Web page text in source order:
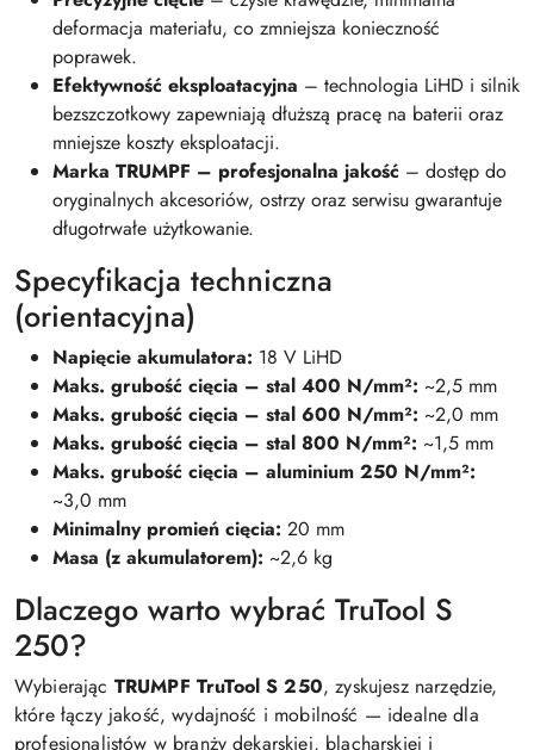
deformacja materiału, co zmniejsza konieczność
poprawek.
Efektywność eksploatacyjna – technologia LiHD i silnik
bezszczotkowy zapewniają dłuższą pracę na baterii oraz
mniejsze koszty eksploatacji.
Marka TRUMPF – profesjonalna jakość – dostęp do
oryginalnych akcesoriów, ostrzy oraz serwisu gwarantuje
długotrwałe użytkowanie.
Specyfikacja techniczna
(orientacyjna)
Napięcie akumulatora: 18 V LiHD
Maks. grubość cięcia – stal 400 N/mm²: ~2,5 mm
Maks. grubość cięcia – stal 600 N/mm²: ~2,0 mm
Maks. grubość cięcia – stal 800 N/mm²: ~1,5 mm
Maks. grubość cięcia – aluminium 250 N/mm²:
~3,0 mm
Minimalny promień cięcia: 20 mm
Masa (z akumulatorem): ~2,6 kg
Dlaczego warto wybrać TruTool S
250?
Wybierając TRUMPF TruTool S 250, zyskujesz narzędzie,
które łączy jakość, wydajność i mobilność — idealne dla
profesjonalistów w branży dekarskiej, blacharskiej i